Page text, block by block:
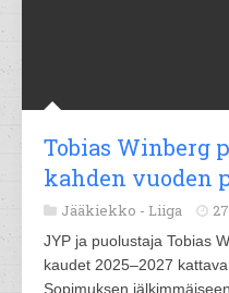
Tobias Winberg
kahden vuoden
Jääkiekko - Liiga
JYP ja puolustaja Tobias
kaudet 2025–2027
Sopimuksen